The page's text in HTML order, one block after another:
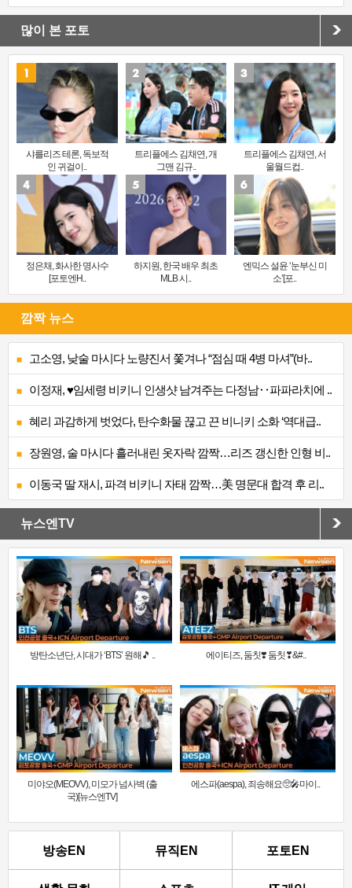
많이 본 포토
샤를리즈 테론, 독보적
인 귀걸이..
트리플에스 김채연, 개
그맨 김규..
트리플에스 김채연, 서
울월드컵..
정은채, 화사한 명사수
[포토엔H..
하지원, 한국 배우 최초
MLB 시..
엔믹스 설윤 ‘눈부신 미
소’[포..
깜짝 뉴스
고소영, 낮술 마시다 노량진서 쫓겨나 “점심 때 4병 마셔”(바..
이정재, ♥임세령 비키니 인생샷 남겨주는 다정남‥파파라치에 ..
혜리 과감하게 벗었다, 탄수화물 끊고 끈 비니키 소화 ‘역대급..
장원영, 술 마시다 흘러내린 옷자락 깜짝…리즈 갱신한 인형 비..
이동국 딸 재시, 파격 비키니 자태 깜짝…美 명문대 합격 후 리..
뉴스엔TV
방탄소년단, 시대가 ‘BTS’ 원해🎵 .. 에이티즈, 둠칫❣️ 둠칫❣&#..
미야오(MEOVV), 미모가 넘사벽 (출
국)[뉴스엔TV]
에스파(aespa), 죄송해요🥺🎤마이..
방송EN 뮤직EN 포토EN